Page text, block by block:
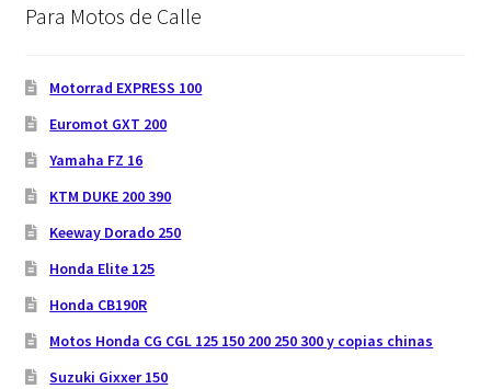
Para Motos de Calle
Motorrad EXPRESS 100
Euromot GXT 200
Yamaha FZ 16
KTM DUKE 200 390
Keeway Dorado 250
Honda Elite 125
Honda CB190R
Motos Honda CG CGL 125 150 200 250 300 y copias chinas
Suzuki Gixxer 150